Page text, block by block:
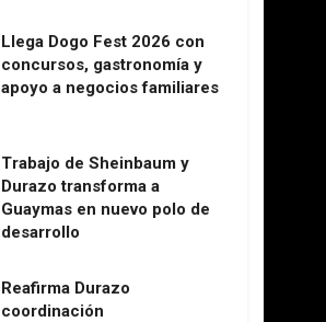
Llega Dogo Fest 2026 con
concursos, gastronomía y
apoyo a negocios familiares
Trabajo de Sheinbaum y
Durazo transforma a
Guaymas en nuevo polo de
desarrollo
Reafirma Durazo
coordinación